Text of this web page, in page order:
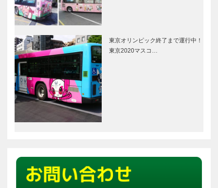
東京オリンピック終了まで運行中！
東京2020マスコ…